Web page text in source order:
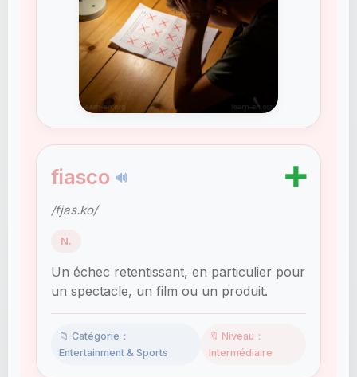
fiasco 🔊 ➕
/fjas.ko/
N.
Un échec retentissant, en particulier pour
un spectacle, un film ou un produit.
📁 Catégorie：
Entertainment & Sports
🔖 Niveau：
Intermédiaire